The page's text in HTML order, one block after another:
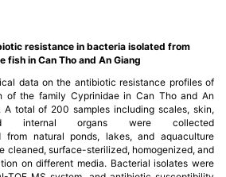
resistance in bacteria isolated from
fish in Can Tho and An Giang
data on the antibiotic resistance profiles of
of the family Cyprinidae in Can Tho and An
A total of 200 samples including scales, skin,
internal organs were collected
from natural ponds, lakes, and aquaculture
cleaned, surface-sterilized, homogenized, and
on different media. Bacterial isolates were